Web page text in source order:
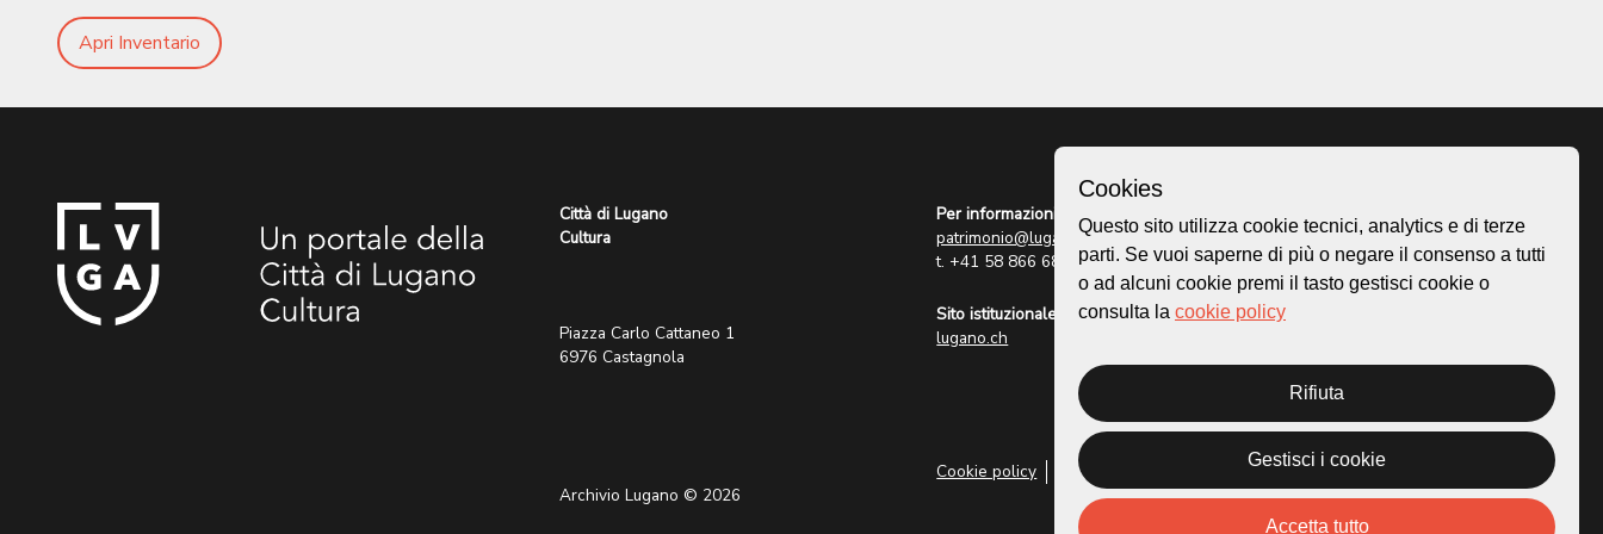
Apri Inventario
Città di Lugano
Cultura
Piazza Carlo Cattaneo 1
6976 Castagnola
Archivio Lugano © 2026
Per informazioni:
patrimonio@lugano.ch
t. +41 58 866 68 50
Sito istituzionale:
lugano.ch
Cookie policy Privacy Policy
Homepage
Mappa
Storie
Cookies
Questo sito utilizza cookie tecnici, analytics e di terze
parti. Se vuoi saperne di più o negare il consenso a tutti
o ad alcuni cookie premi il tasto gestisci cookie o
consulta la cookie policy
Rifiuta
Gestisci i cookie
Accetta tutto